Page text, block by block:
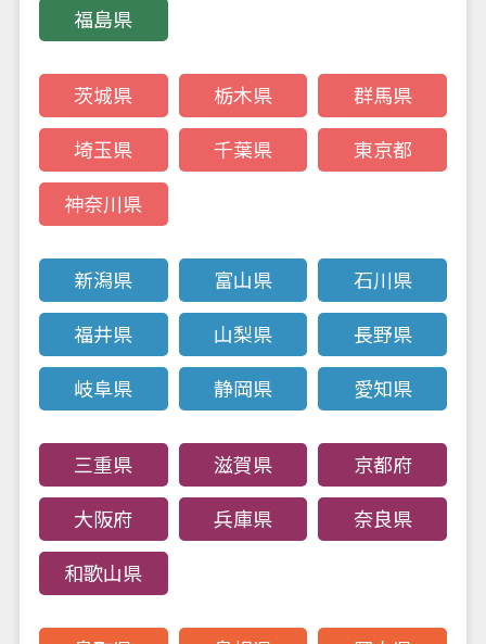
ODM・OEM
生産の流れ
ODM・OEM
生産に関するご質問
全国取扱店舗
Language
Company profile
莱陽家研建築製品 有限公司
（CHINA）
HOUSEED CAMBODIA
CO.,LTD（CAMBODIA）
NEXEED VIETNAM
CO.,LTD（VIETNAM）
お問い合わせ
採用情報
福島県
茨城県 栃木県
群馬県
埼玉県
千葉県
東京都
神奈川県
新潟県 富山県
石川県
福井県
山梨県
長野県
岐阜県
静岡県 愛知県
三重県 滋賀県
京都府
大阪府
兵庫県
奈良県
和歌山県